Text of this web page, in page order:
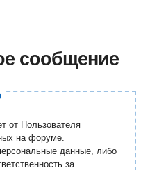
сообщение
от Пользователя
на форуме.
данные, либо
за